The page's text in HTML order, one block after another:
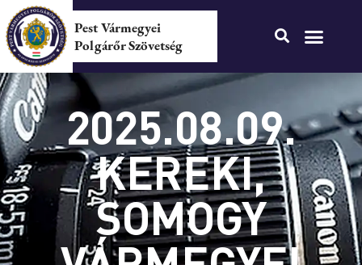
Pest Vármegyei
Polgárőr Szövetség
2025.08.09.
KEREKI,
SOMOGY